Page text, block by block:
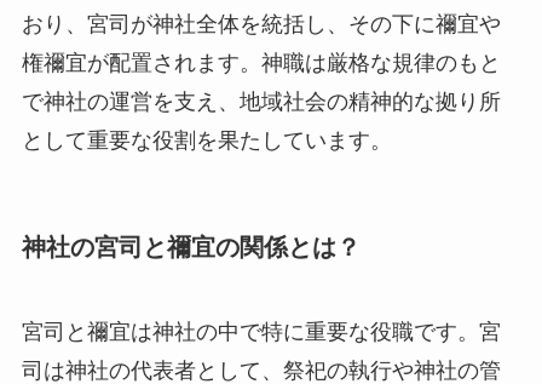
おり、宮司が神社全体を統括し、その下に禰宜や
権禰宜が配置されます。神職は厳格な規律のもと
で神社の運営を支え、地域社会の精神的な拠り所
として重要な役割を果たしています。
神社の宮司と禰宜の関係とは？
宮司と禰宜は神社の中で特に重要な役職です。宮
司は神社の代表者として、祭祀の執行や神社の管